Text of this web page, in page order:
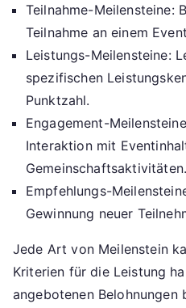
Teilnahme-Meilensteine:
Teilnahme an einem
Leistungs-Meilensteine:
spezifischen
Punktzahl.
Engagement-
Interaktion mit
Gemeinschaftsaktivitäten.
Empfehlungs-
Gewinnung neuer
Jede Art von Meilenstein
Kriterien für die Leistung
angebotenen Belohnungen